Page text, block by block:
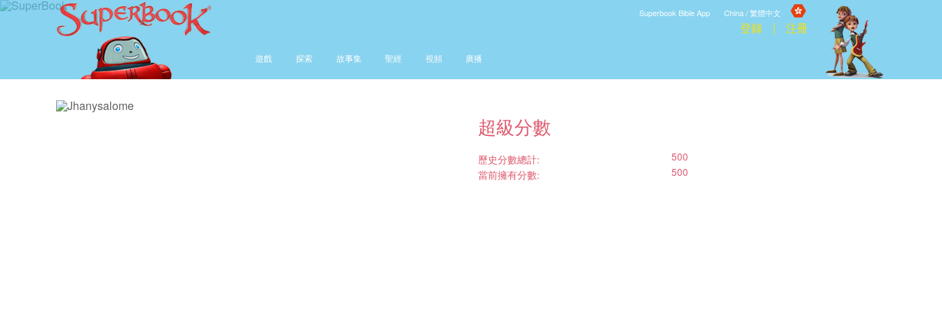
China / 繁體中文
Superbook Bible App
登錄 注冊
遊戲 探索 故事集 聖經 視頻 廣播
超級分數
歷史分數總計:
500
當前擁有分數:
500